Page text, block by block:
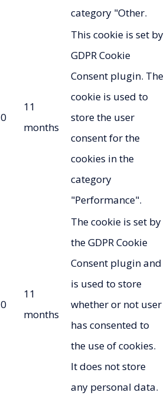
category "Other.
0
11
months
This cookie is set by
GDPR Cookie
Consent plugin. The
cookie is used to
store the user
consent for the
cookies in the
category
"Performance".
0
11
months
The cookie is set by
the GDPR Cookie
Consent plugin and
is used to store
whether or not user
has consented to
the use of cookies.
It does not store
any personal data.